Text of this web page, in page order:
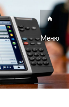
Меню